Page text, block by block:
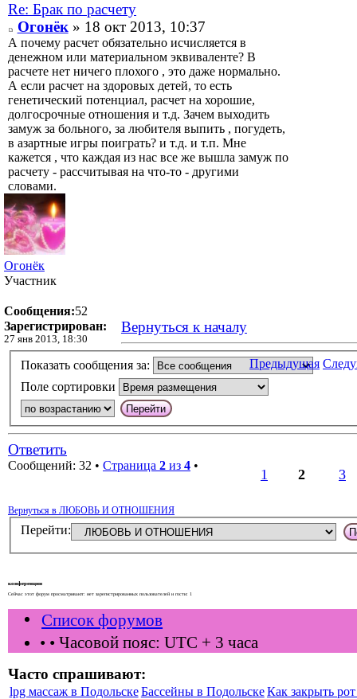
Re: Брак по расчету
Огонёк» 18 окт 2013, 10:37
А почему расчет обязательно исчисляется в
денежном или материальном эквиваленте? В
расчете нет ничего плохого , это даже нормально.
А если расчет на здоровых детей, то есть
генетический потенциал, расчет на хорошие,
долгосрочные отношения и т.д. Зачем выходить
замуж за больного, за любителя выпить , погудеть,
в азартные игры поиграть? и т.д. и т.п. Мне
кажется , что каждая из нас все же вышла замуж по
расчету - рассчитывая на что-то - другими
словами.
Огонёк
Участник
Сообщения:52
Зарегистрирован:
27 янв 2013, 18:30
Вернуться к началу
Предыдущая
Показать сообщения за:
Поле сортировки
Ответить
Сообщений: 32 • Страница 2 из 4 •
1 2 3
Вернуться в ЛЮБОВЬ И ОТНОШЕНИЯ
Перейти:
конференции
Сейчас этот форум просматривают: нет зарегистрированных пользователей и гости: 1
Список форумов
• • Часовой пояс: UTC + 3 часа
Часто спрашивают:
lpg массаж в Подольске Бассейны в ПодольскеКак закрыть